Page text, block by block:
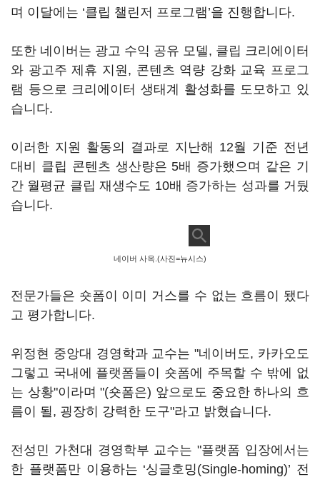
며 이달에는 ‘클립 챌린저 프로그램’을 진행합니다.
또한 네이버는 광고 수익 공유 모델, 클립 크리에이터
와 광고주 제휴 지원, 콘텐츠 역량 강화 교육 프로그
램 등으로 크리에이터 생태계 활성화를 도모하고 있
습니다.
이러한 지원 활동의 결과로 지난해 12월 기준 전년
대비 클립 콘텐츠 생산량은 5배 증가했으며 같은 기
간 월평균 클립 재생수도 10배 증가하는 성과를 거뒀
습니다.
네이버 사옥.(사진=뉴시스)
전문가들은 숏폼이 이미 거스를 수 없는 흐름이 됐다
고 평가합니다.
위정현 중앙대 경영학과 교수는 "네이버도, 카카오도
그렇고 국내에 플랫폼들이 숏폼에 주목할 수 밖에 없
는 상황"이라며 "(숏폼은) 앞으로도 중요한 하나의 흐
름이 될, 굉장히 강력한 도구"라고 밝혔습니다.
전성민 가천대 경영학부 교수는 "플랫폼 입장에서는
한 플랫폼만 이용하는 ‘싱글호밍(Single-homing)’ 전